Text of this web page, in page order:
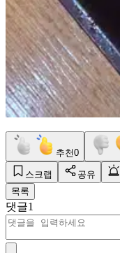
추천0
스크랩 공유
목록
댓글1